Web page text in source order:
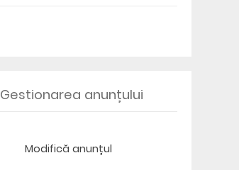
Gestionarea anunțului
Modifică anunțul